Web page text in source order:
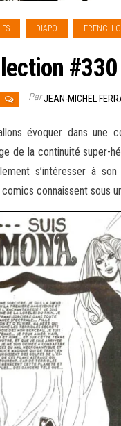
DIAPO FRENCH
#330
ParJEAN-MICHEL
évoquer dans une
de la continuité super-
s’intéresser à
connaissent sous